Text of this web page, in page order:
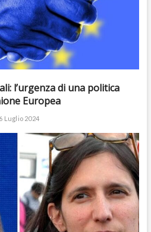
l’urgenza di una politica
Europea
Luglio 2024